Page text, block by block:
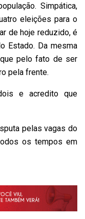
Simpática,
eleições para o
de hoje reduzido, é
Estado. Da mesma
pelo fato de ser
pela frente.
e acredito que
pelas vagas do
os tempos em